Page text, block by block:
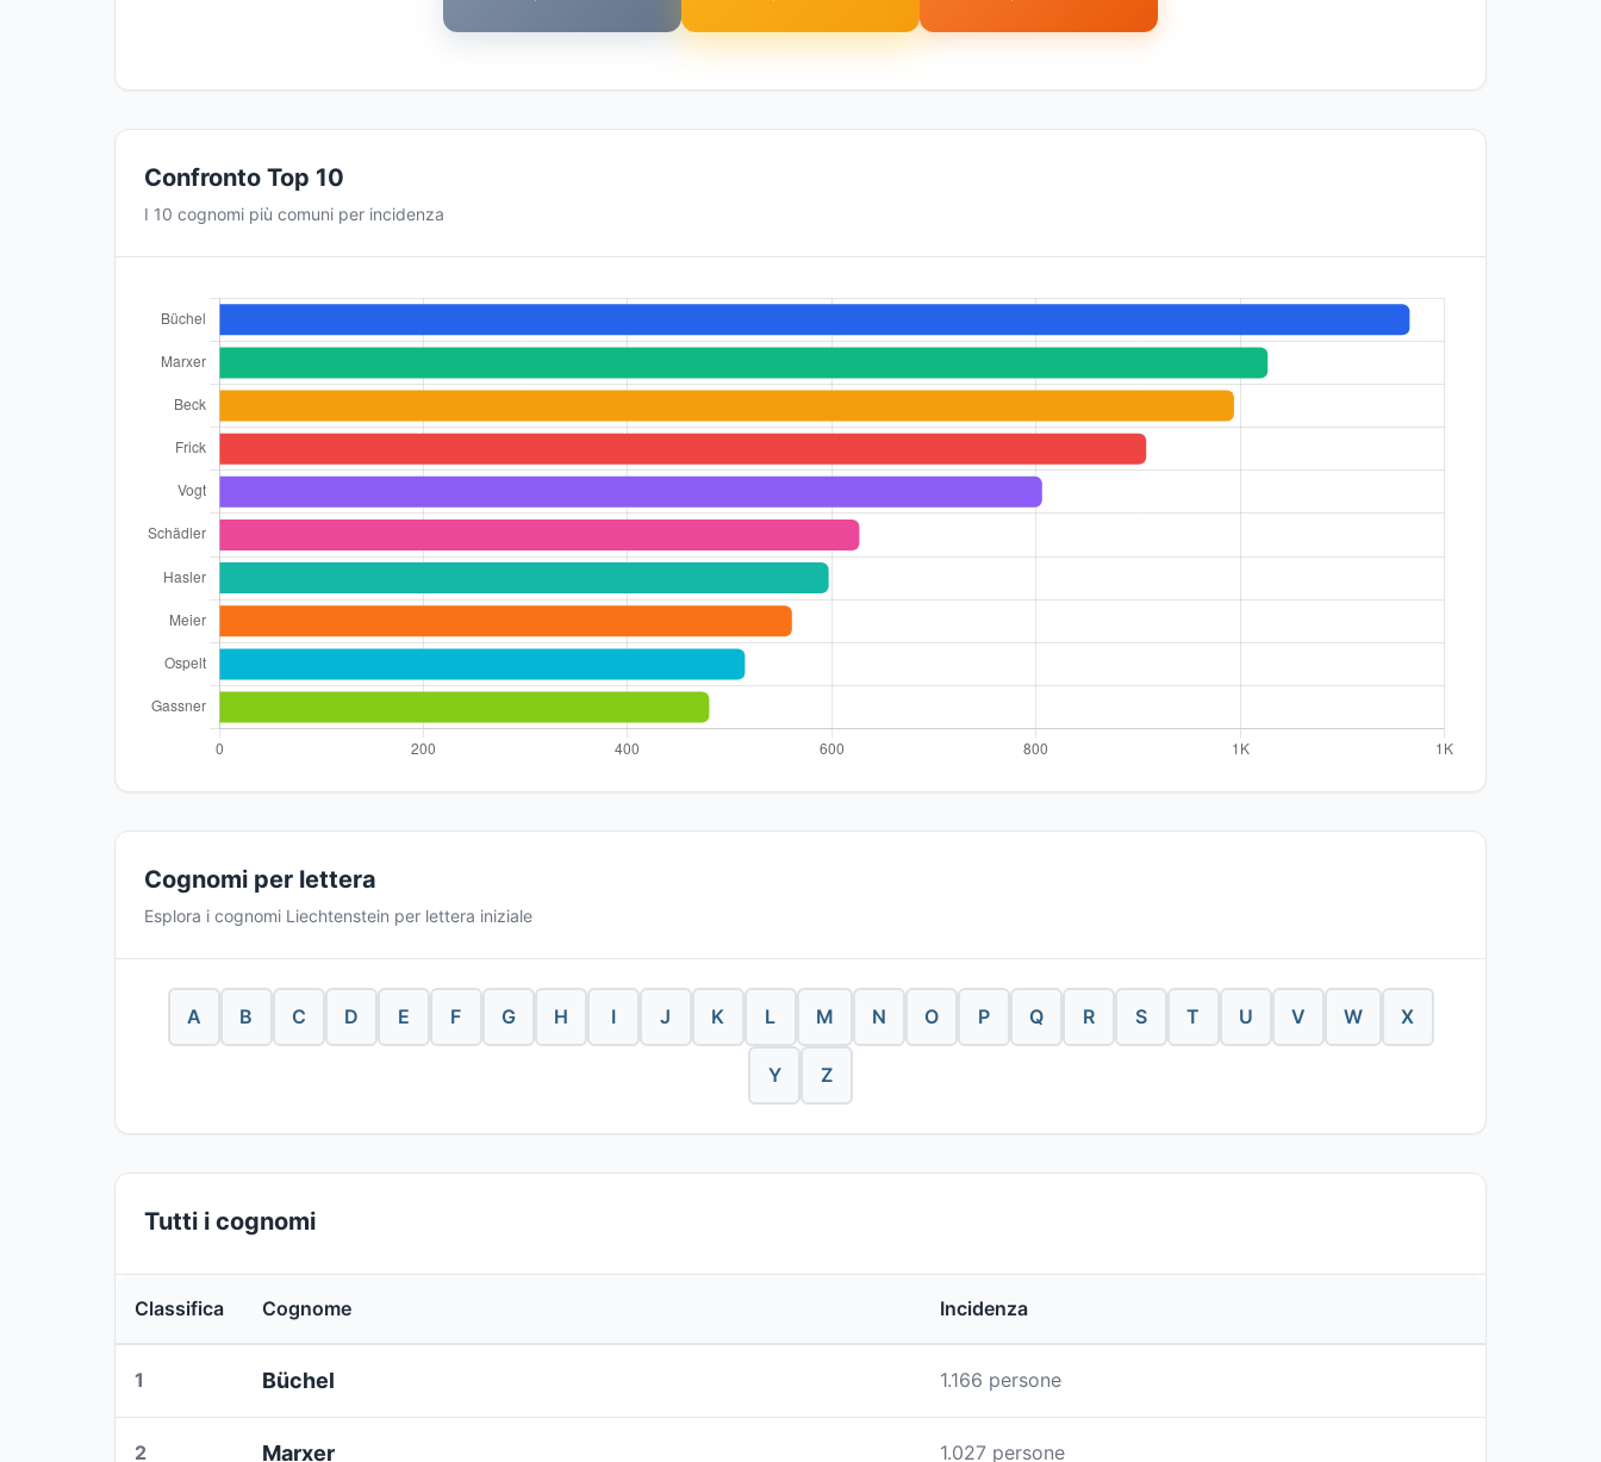
Confronto Top 10
I 10 cognomi più comuni per incidenza
Cognomi per lettera
Esplora i cognomi Liechtenstein per lettera iniziale
A B C D E F G H I J K L M N O P Q R S T U V W X
Y Z
Tutti i cognomi
Classifica Cognome Incidenza
1 Büchel 1.166 persone
2 Marxer 1.027 persone